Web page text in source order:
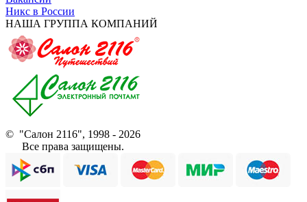
Никс в России
НАША ГРУППА КОМПАНИЙ
© "Салон 2116", 1998 - 2026
Все права защищены.